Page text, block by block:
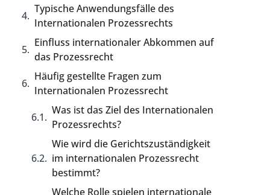
Typische Anwendungsfälle des
Internationalen Prozessrechts
Einfluss internationaler Abkommen auf
das Prozessrecht
Häufig gestellte Fragen zum
Internationalen Prozessrecht
Was ist das Ziel des Internationalen
Prozessrechts?
Wie wird die Gerichtszuständigkeit
im internationalen Prozessrecht
bestimmt?
Welche Rolle spielen internationale